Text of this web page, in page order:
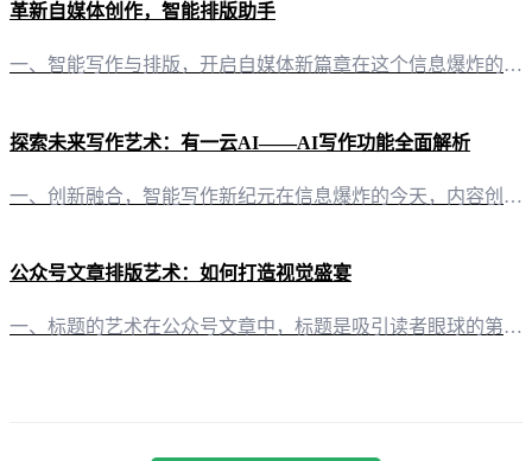
革新自媒体创作，智能排版助手
一、智能写作与排版，开启自媒体新篇章在这个信息爆炸的时代，自媒体创作者们面临着巨大的挑战和机遇。有一云AI应运而生，以创新的力量，为自媒体创作者们提供了一站式的AI技术服务。 二、排版之美，尽在有一云AI在内容排版方面，有一云AI以其独特的魅力，为创作者们提供了数千款装修皮肤。这些皮肤涵盖了标题、内容、图文、分隔、引导等五大类，让每一篇文章都如同艺术品，既美观又实用。 三、内容创作，有一云AI助
探索未来写作艺术：有一云AI——AI写作功能全面解析
一、创新融合，智能写作新纪元在信息爆炸的今天，内容创作者们面临着巨大的挑战和机遇。有一云AI，一款创新型AI智能写作+排版软件，以其卓越的AI技术服务，引领着自媒体创作者进入智能写作的新纪元。 二、内容排版，艺术与技术的完美结合在内容排版方面，有一云AI提供了涵盖标题、内容、图文、分隔、引导等五大类的数千款装修皮肤。这些皮肤不仅美观大方，更在艺术与技术的结合中展现出独特的魅力。 三、跨平台创作，
公众号文章排版艺术：如何打造视觉盛宴
一、标题的艺术在公众号文章中，标题是吸引读者眼球的第一道门槛。运用“有一云AI”提供的数千款装修皮肤，你可以轻松地为标题赋予个性与活力。例如，将标题设置为艺术字体，或是在背景中加入与内容相关的图片，都能让标题更加引人注目。 二、图文并茂的视觉冲击“有一云AI”的内容排版功能，让你在公众号文章中实现图文并茂。通过选择合适的图片和排版风格，不仅能够提升文章的视觉效果，还能增强信息的传达效率。例如，在